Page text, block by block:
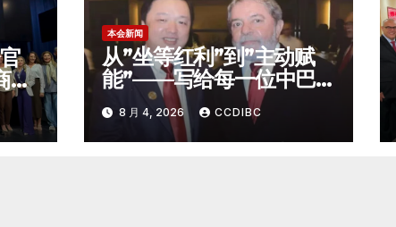
政
本会新闻
从”坐等红利”到”主动赋
能”——写给每一位中巴
经贸弄潮者
8 月 4, 2026 CCDIBC